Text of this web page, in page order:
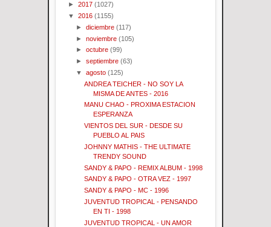
► 2017 (1027)
▼ 2016 (1155)
►diciembre (117)
►noviembre (105)
►octubre (99)
►septiembre (63)
▼agosto (125)
ANDREA TEICHER - NO SOY LA
MISMA DE ANTES - 2016
MANU CHAO - PROXIMA ESTACION
ESPERANZA
VIENTOS DEL SUR - DESDE SU
PUEBLO AL PAIS
JOHNNY MATHIS - THE ULTIMATE
TRENDY SOUND
SANDY & PAPO - REMIX ALBUM - 1998
SANDY & PAPO - OTRA VEZ - 1997
SANDY & PAPO - MC - 1996
JUVENTUD TROPICAL - PENSANDO
EN TI - 1998
JUVENTUD TROPICAL - UN AMOR